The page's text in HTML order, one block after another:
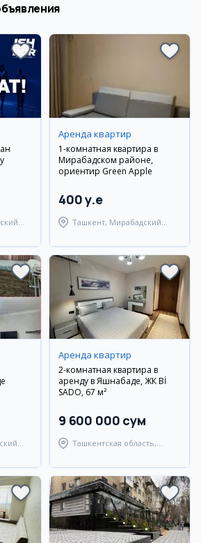
Аренда квартир
1-комнатная квартира в
Мирабадском районе,
ориентир Green Apple
400 y.e
Ташкент, Мирабадский
Аренда квартир
2-комнатная квартира в
аренду в Яшнабаде, ЖК Bİ
SADO, 67 м²
9 600 000 сум
Ташкентская область,